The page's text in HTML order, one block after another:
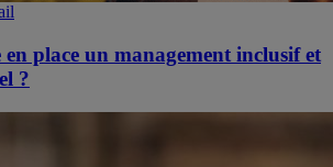
place un management inclusif et
?